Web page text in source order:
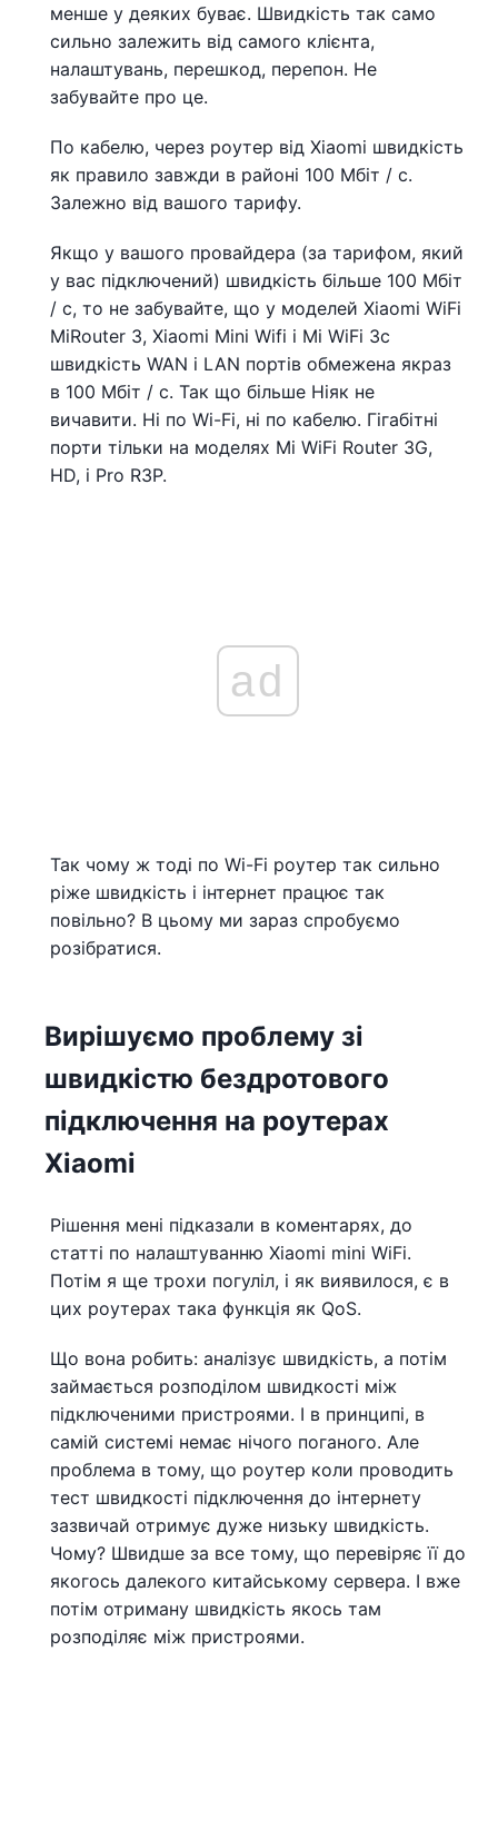
менше у деяких буває. Швидкість так само
сильно залежить від самого клієнта,
налаштувань, перешкод, перепон. Не
забувайте про це.
По кабелю, через роутер від Xiaomi швидкість
як правило завжди в районі 100 Мбіт / с.
Залежно від вашого тарифу.
Якщо у вашого провайдера (за тарифом, який
у вас підключений) швидкість більше 100 Мбіт
/ с, то не забувайте, що у моделей Xiaomi WiFi
MiRouter 3, Xiaomi Mini Wifi і Mi WiFi 3c
швидкість WAN і LAN портів обмежена якраз
в 100 Мбіт / с. Так що більше Ніяк не
вичавити. Ні по Wi-Fi, ні по кабелю. Гігабітні
порти тільки на моделях Mi WiFi Router 3G,
HD, і Pro R3P.
ad
Так чому ж тоді по Wi-Fi роутер так сильно
ріже швидкість і інтернет працює так
повільно? В цьому ми зараз спробуємо
розібратися.
Вирішуємо проблему зі
швидкістю бездротового
підключення на роутерах
Xiaomi
Рішення мені підказали в коментарях, до
статті по налаштуванню Xiaomi mini WiFi.
Потім я ще трохи погуліл, і як виявилося, є в
цих роутерах така функція як QoS.
Що вона робить: аналізує швидкість, а потім
займається розподілом швидкості між
підключеними пристроями. І в принципі, в
самій системі немає нічого поганого. Але
проблема в тому, що роутер коли проводить
тест швидкості підключення до інтернету
зазвичай отримує дуже низьку швидкість.
Чому? Швидше за все тому, що перевіряє її до
якогось далекого китайському сервера. І вже
потім отриману швидкість якось там
розподіляє між пристроями.